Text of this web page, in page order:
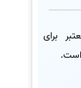
برای
است.